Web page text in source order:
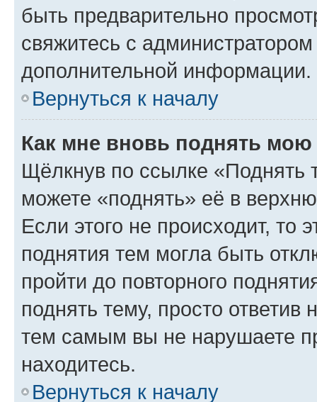
быть предварительно
свяжитесь с
дополнительной информации.
Вернуться к началу
Как мне вновь поднять мою
Щёлкнув по ссылке «Поднять
можете «поднять» её в
Если этого не происходит, то
поднятия тем могла быть
пройти до повторного
поднять тему, просто ответив
тем самым вы не нарушаете
находитесь.
Вернуться к началу